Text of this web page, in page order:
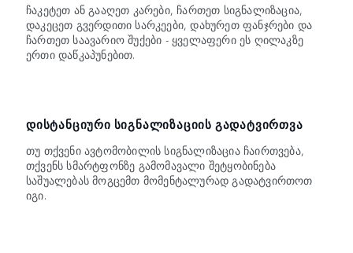
ჩაკეტეთ ან გააღეთ კარები, ჩართეთ სიგნალიზაცია,
დაკეცეთ გვერდითი სარკეები, დახურეთ ფანჯრები და
ჩართეთ საავარიო შუქები - ყველაფერი ეს ღილაკზე
ერთი დაწკაპუნებით.
ᲓᲘᲡᲢᲐᲜᲪᲘᲣᲠᲘ ᲡᲘᲒᲜᲐᲚᲘᲖᲐᲪᲘᲘᲡ ᲒᲐᲓᲐᲢᲕᲘᲠᲗᲕᲐ
თუ თქვენი ავტომობილის სიგნალიზაცია ჩაირთვება,
თქვენს სმარტფონზე გამომავალი შეტყობინება
საშუალებას მოგცემთ მომენტალურად გადატვირთოთ
იგი.